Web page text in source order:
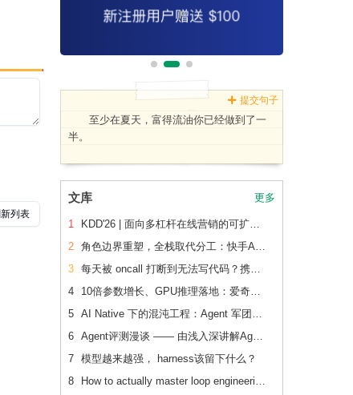
提交句子
至少在夏天，富得流油你已经做到了一
半。
文库 更多
1
KDD'26 | 面向多杠杆在线营销的可扩展、可追踪联合 增量建模
2
角色边界重塑，全栈取代分工：快手AI生产力体系成形
3
每天被 oncall 打断到无法写代码？携程机票前端用这套方法把重复问题解决了2/3
4
10倍参数增长、GPU推理落地：爱奇艺广告CVR模型的升级之路
5
AI Native 下的混沌工程：Agent 军团如何重新定义系统韧性验证
6
Agent评测漫谈 —— 由浅入深讲解Agent评测
7 模型越来越强， harness该留下什么？
8
How to actually master loop engineering